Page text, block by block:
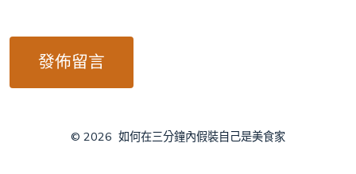
© 2026 如何在三分鐘內假裝自己是美食家